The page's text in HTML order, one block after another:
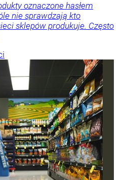
oznaczone hasłem
nie sprawdzają kto
sklepów produkuje. Często